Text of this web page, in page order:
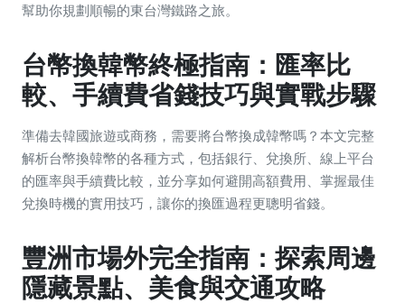
幫助你規劃順暢的東台灣鐵路之旅。
台幣換韓幣終極指南：匯率比
較、手續費省錢技巧與實戰步驟
準備去韓國旅遊或商務，需要將台幣換成韓幣嗎？本文完整
解析台幣換韓幣的各種方式，包括銀行、兌換所、線上平台
的匯率與手續費比較，並分享如何避開高額費用、掌握最佳
兌換時機的實用技巧，讓你的換匯過程更聰明省錢。
豐洲市場外完全指南：探索周邊
隱藏景點、美食與交通攻略